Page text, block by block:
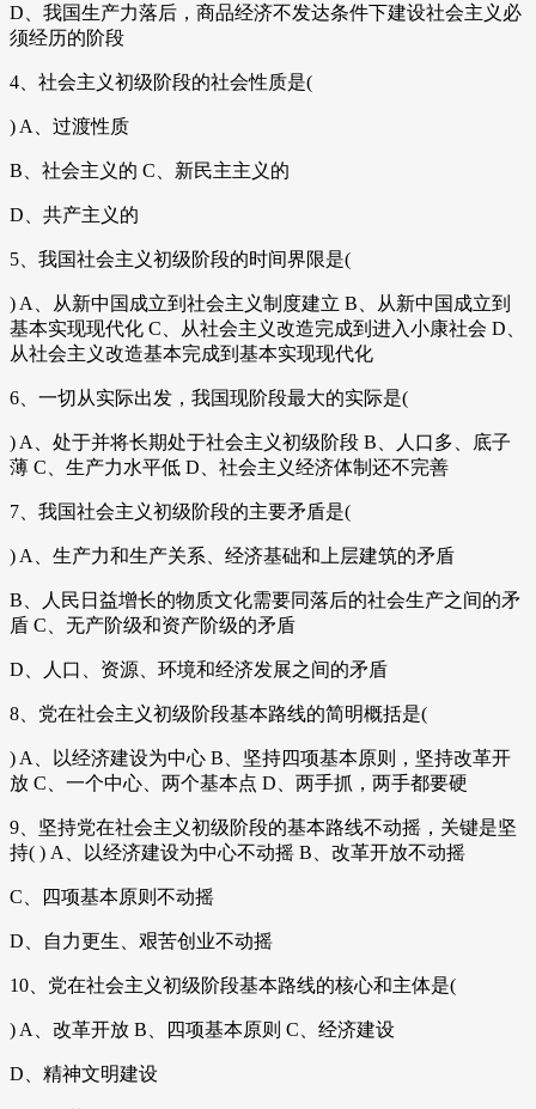
D、我国生产力落后，商品经济不发达条件下建设社会主义必
须经历的阶段
4、社会主义初级阶段的社会性质是(
) A、过渡性质
B、社会主义的 C、新民主主义的
D、共产主义的
5、我国社会主义初级阶段的时间界限是(
) A、从新中国成立到社会主义制度建立 B、从新中国成立到
基本实现现代化 C、从社会主义改造完成到进入小康社会 D、
从社会主义改造基本完成到基本实现现代化
6、一切从实际出发，我国现阶段最大的实际是(
) A、处于并将长期处于社会主义初级阶段 B、人口多、底子
薄 C、生产力水平低 D、社会主义经济体制还不完善
7、我国社会主义初级阶段的主要矛盾是(
) A、生产力和生产关系、经济基础和上层建筑的矛盾
B、人民日益增长的物质文化需要同落后的社会生产之间的矛
盾 C、无产阶级和资产阶级的矛盾
D、人口、资源、环境和经济发展之间的矛盾
8、党在社会主义初级阶段基本路线的简明概括是(
) A、以经济建设为中心 B、坚持四项基本原则，坚持改革开
放 C、一个中心、两个基本点 D、两手抓，两手都要硬
9、坚持党在社会主义初级阶段的基本路线不动摇，关键是坚
持( ) A、以经济建设为中心不动摇 B、改革开放不动摇
C、四项基本原则不动摇
D、自力更生、艰苦创业不动摇
10、党在社会主义初级阶段基本路线的核心和主体是(
) A、改革开放 B、四项基本原则 C、经济建设
D、精神文明建设